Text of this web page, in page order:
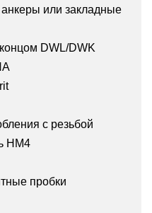
или закладные
DWL/DWK
с резьбой
HM4
пробки